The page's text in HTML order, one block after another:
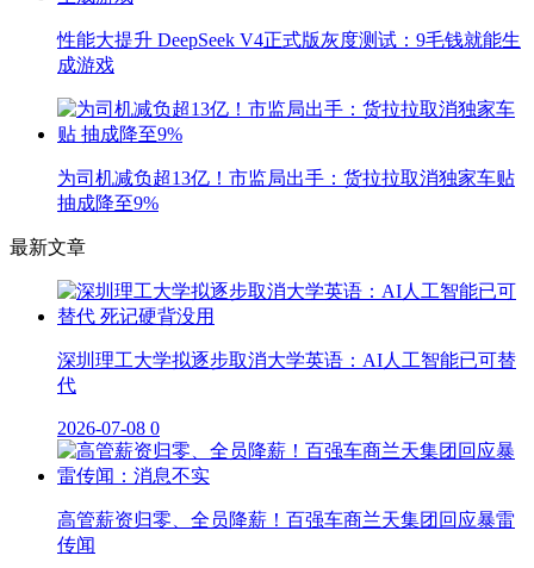
性能大提升 DeepSeek V4正式版灰度测试：9毛钱就能生
成游戏
为司机减负超13亿！市监局出手：货拉拉取消独家车贴
抽成降至9%
最新文章
深圳理工大学拟逐步取消大学英语：AI人工智能已可替
代
2026-07-08 0
高管薪资归零、全员降薪！百强车商兰天集团回应暴雷
传闻